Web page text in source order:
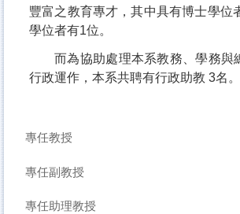
豐富之教育專才，其中具有博士學位
學位者有1位。
而為協助處理本系教務、學務與
行政運作，本系共聘有行政助教 3名。
專任教授
專任副教授
專任助理教授